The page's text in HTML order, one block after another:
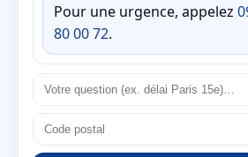
Pour une urgence, appelez
80 00 72.